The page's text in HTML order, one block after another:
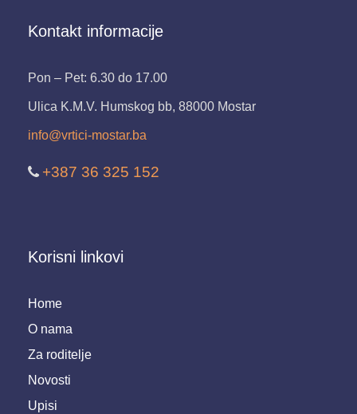
Kontakt informacije
Pon – Pet: 6.30 do 17.00
Ulica K.M.V. Humskog bb, 88000 Mostar
info@vrtici-mostar.ba
+387 36 325 152
Korisni linkovi
Home
O nama
Za roditelje
Novosti
Upisi